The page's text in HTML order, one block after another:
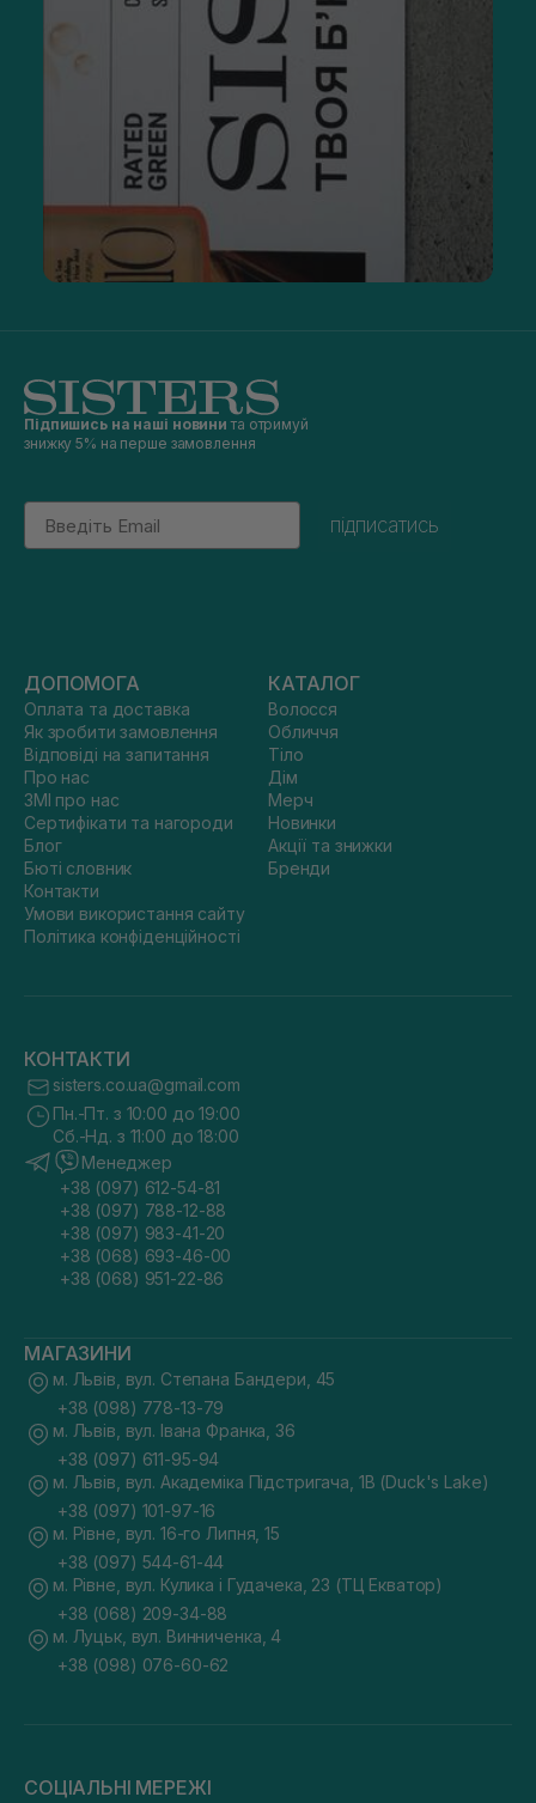
Підпишись на наші новини та отримуй
знижку 5% на перше замовлення
Email
підписатись
ДОПОМОГА
Оплата та доставка
Як зробити замовлення
Відповіді на запитання
Про нас
ЗМІ про нас
Сертифікати та нагороди
Блог
Бюті словник
Контакти
Умови використання сайту
Політика конфіденційності
КАТАЛОГ
Волосся
Обличчя
Тіло
Дім
Мерч
Новинки
Акції та знижки
Бренди
КОНТАКТИ
sisters.co.ua@gmail.com
Пн.-Пт. з 10:00 до 19:00
Сб.-Нд. з 11:00 до 18:00
Менеджер
+38 (097) 612-54-81
+38 (097) 788-12-88
+38 (097) 983-41-20
+38 (068) 693-46-00
+38 (068) 951-22-86
МАГАЗИНИ
м. Львів, вул. Степана Бандери, 45
+38 (098) 778-13-79
м. Львів, вул. Івана Франка, 36
+38 (097) 611-95-94
м. Львів, вул. Академіка Підстригача, 1В (Duck's Lake)
+38 (097) 101-97-16
м. Рівне, вул. 16-го Липня, 15
+38 (097) 544-61-44
м. Рівне, вул. Кулика і Гудачека, 23 (ТЦ Екватор)
+38 (068) 209-34-88
м. Луцьк, вул. Винниченка, 4
+38 (098) 076-60-62
СОЦІАЛЬНІ МЕРЕЖІ